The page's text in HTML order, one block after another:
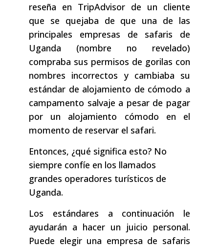
reseña en TripAdvisor de un cliente
que se quejaba de que una de las
principales empresas de safaris de
Uganda (nombre no revelado)
compraba sus permisos de gorilas con
nombres incorrectos y cambiaba su
estándar de alojamiento de cómodo a
campamento salvaje a pesar de pagar
por un alojamiento cómodo en el
momento de reservar el safari.
Entonces, ¿qué significa esto? No
siempre confíe en los llamados
grandes operadores turísticos de
Uganda.
Los estándares a continuación le
ayudarán a hacer un juicio personal.
Puede elegir una empresa de safaris